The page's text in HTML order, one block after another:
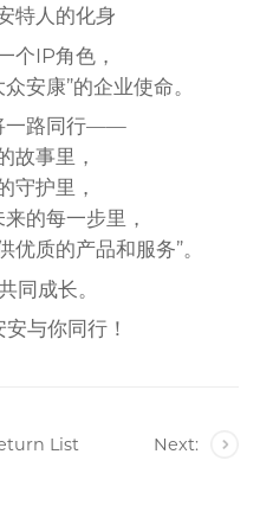
特人的化身
个IP角色，
安康”的企业使命。
一路同行——
故事里，
守护里，
的每一步里，
优质的产品和服务”。
同成长。
与你同行！
List Next: